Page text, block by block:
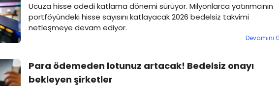
Ucuza hisse adedi katlama dönemi sürüyor. Milyonlarca yatırımcının
portföyündeki hisse sayısını katlayacak 2026 bedelsiz takvimi
netleşmeye devam ediyor.
Devamını
Para ödemeden lotunuz artacak! Bedelsiz onayı
bekleyen şirketler